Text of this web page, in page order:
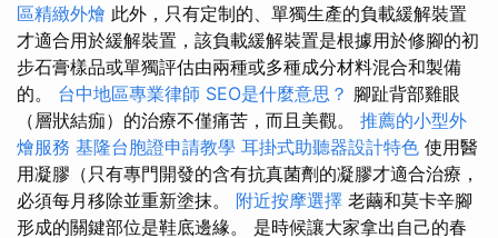
區精緻外燴 此外，只有定制的、單獨生產的負載緩解裝置
才適合用於緩解裝置，該負載緩解裝置是根據用於修腳的初
步石膏樣品或單獨評估由兩種或多種成分材料混合和製備
的。 台中地區專業律師 SEO是什麼意思？ 腳趾背部雞眼
（層狀結痂）的治療不僅痛苦，而且美觀。 推薦的小型外
燴服務 基隆台胞證申請教學 耳掛式助聽器設計特色 使用醫
用凝膠（只有專門開發的含有抗真菌劑的凝膠才適合治療，
必須每月移除並重新塗抹。 附近按摩選擇 老繭和莫卡辛腳
形成的關鍵部位是鞋底邊緣。 是時候讓大家拿出自己的春